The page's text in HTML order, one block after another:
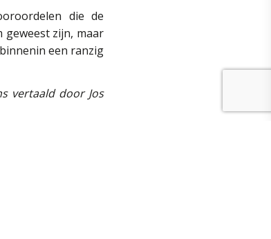
die de
zijn, maar
een ranzig
vertaald door Jos